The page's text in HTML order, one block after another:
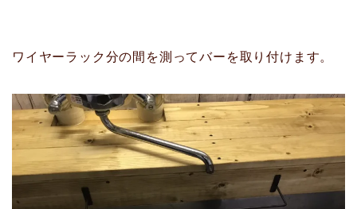
ワイヤーラック分の間を測ってバーを取り付けます。